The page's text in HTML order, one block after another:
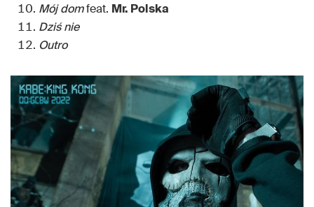
Mój domfeat. Mr. Polska
Dziś nie
Outro